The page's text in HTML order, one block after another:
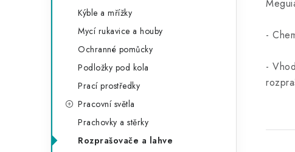
Kýble a mřížky
Mycí rukavice a houby
Ochranné pomůcky
Podložky pod kola
Prací prostředky
Pracovní světla
Prachovky a stěrky
Rozprašovače a lahve
-
-